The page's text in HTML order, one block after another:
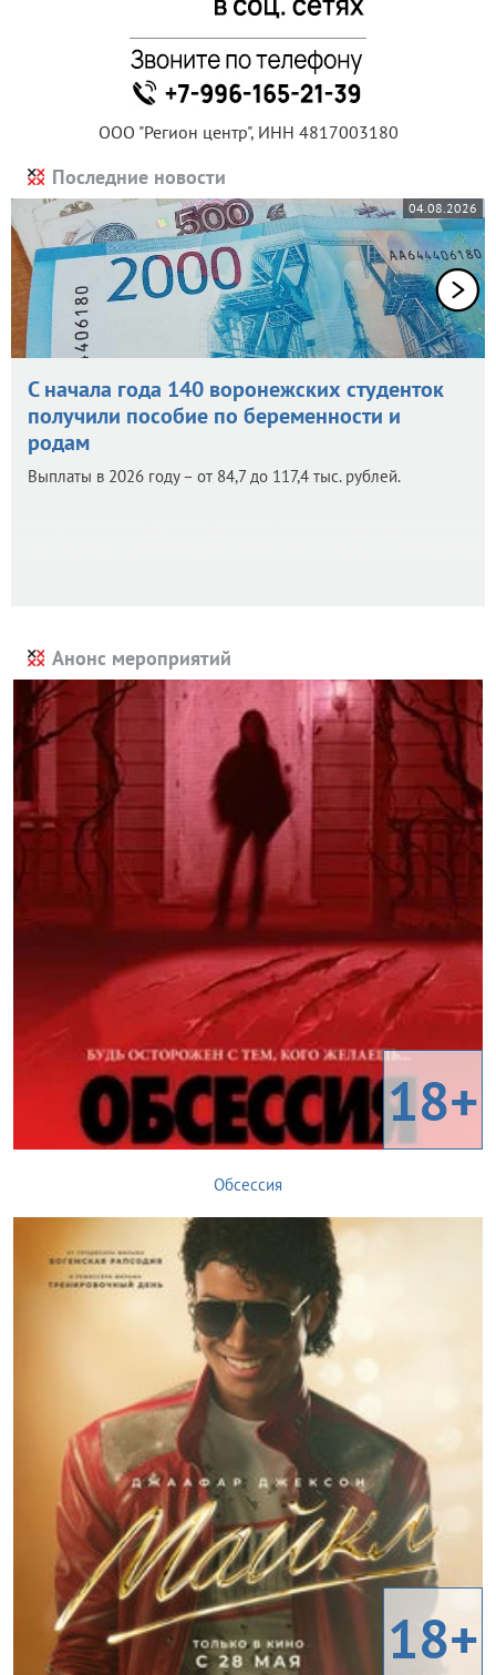
ООО "Регион центр", ИНН 4817003180
Последние новости
04.08.2026
С начала года 140 воронежских студенток
получили пособие по беременности и
родам
Выплаты в 2026 году – от 84,7 до 117,4 тыс. рублей.
Анонс мероприятий
18+
Обсессия
18+